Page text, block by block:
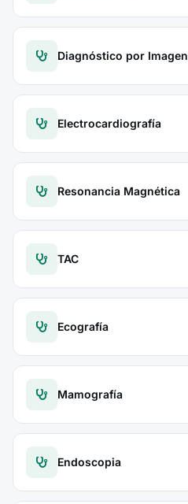
Diagnóstico por Imagen
Electrocardiografía
Resonancia Magnética
TAC
Ecografía
Mamografía
Endoscopia